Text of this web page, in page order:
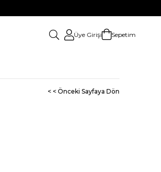
Üye Girişi Sepetim
< < Önceki Sayfaya Dön